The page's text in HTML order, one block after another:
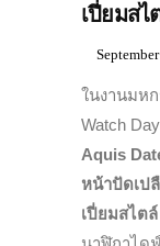
เปี่ยมสไ
ในงานมห
Watch
Aquis
หน้าปัดเป
เปี่ยมสไตล์